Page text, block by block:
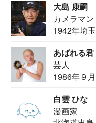
大島 康嗣
カメラマン
1942年埼
あばれる君
芸人
1986年９
白雲 ひな
漫画家